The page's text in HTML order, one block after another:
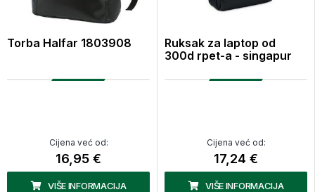
Torba Halfar 1803908
Cijena već od:
16,95 €
VIŠE INFORMACIJA
Ruksak za laptop od
300d rpet-a - singapur
Cijena već od:
17,24 €
VIŠE INFORMACIJA